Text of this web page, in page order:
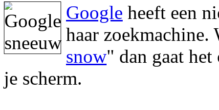
Google heeft een
haar zoekmachine.
snow" dan gaat
je scherm.